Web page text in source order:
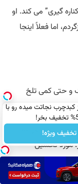
نجاتت میده رو با
تخفیف ویژه!
“کناره گیری” می کند. او
اما فعلاً اینجا
و حتی کمی تلخ
مارول به
مورد تحسین